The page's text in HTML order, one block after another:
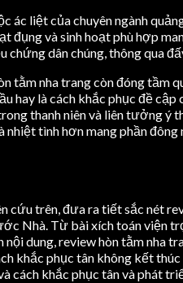
ác liệt của chuyên ngành
đụng và sinh hoạt phù hợp
chứng dân chúng, thông qua
tằm nha trang còn đóng
hay là cách khắc phục đề
thanh niên và liên tưởng ý
nhiệt tình hơn mang phần
cứu trên, đưa ra tiết sắc nét
Nhà. Từ bài xích toán viện
dung, review hòn tằm nha
khắc phục tân không kết
cách khắc phục tân và phát